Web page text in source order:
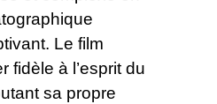
Le film
fidèle à l’esprit du
sa propre